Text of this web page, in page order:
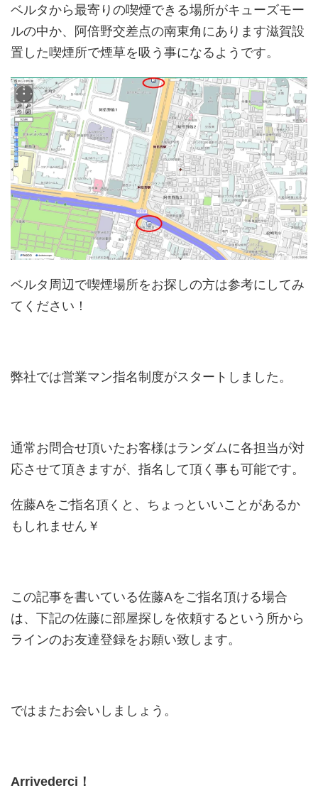
ベルタから最寄りの喫煙できる場所がキューズモー
ルの中か、阿倍野交差点の南東角にあります滋賀設
置した喫煙所で煙草を吸う事になるようです。
ベルタ周辺で喫煙場所をお探しの方は参考にしてみ
てください！
弊社では営業マン指名制度がスタートしました。
通常お問合せ頂いたお客様はランダムに各担当が対
応させて頂きますが、指名して頂く事も可能です。
佐藤Aをご指名頂くと、ちょっといいことがあるか
もしれません￥
この記事を書いている佐藤Aをご指名頂ける場合
は、下記の佐藤に部屋探しを依頼するという所から
ラインのお友達登録をお願い致します。
ではまたお会いしましょう。
Arrivederci ！